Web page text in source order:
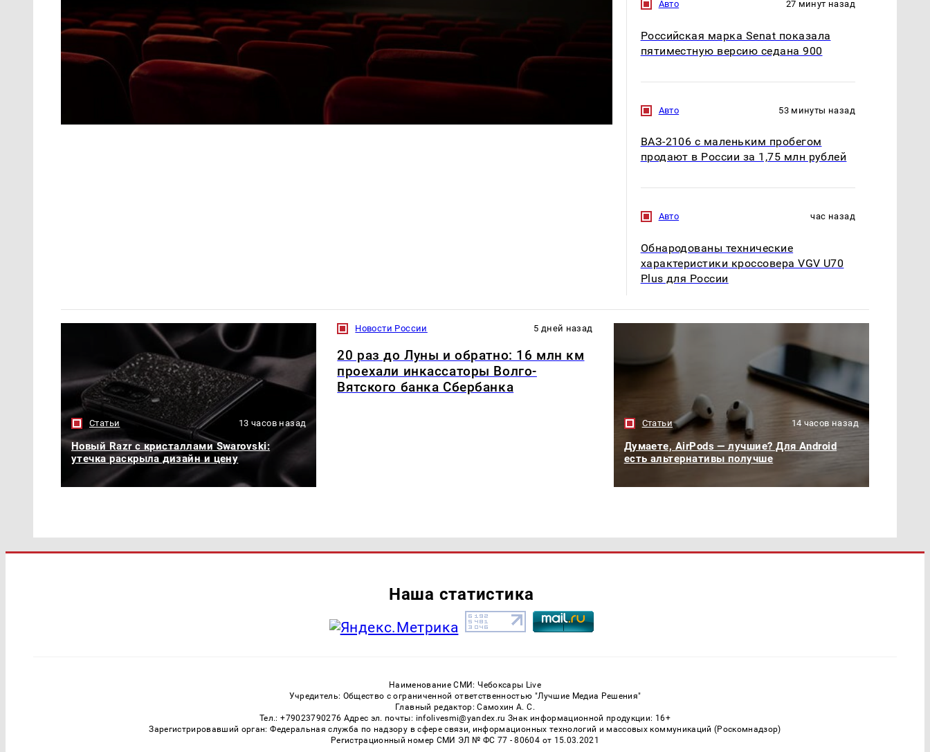
Авто 27 минут назад
Российская марка Senat показала
пятиместную версию седана 900
Авто 53 минуты назад
ВАЗ-2106 с маленьким пробегом
продают в России за 1,75 млн рублей
Авто час назад
Обнародованы технические
характеристики кроссовера VGV U70
Plus для России
Статьи 13 часов назад
Новый Razr с кристаллами Swarovski:
утечка раскрыла дизайн и цену
Новости России 5 дней назад
20 раз до Луны и обратно: 16 млн км
проехали инкассаторы Волго-
Вятского банка Сбербанка
Статьи 14 часов назад
Думаете, AirPods — лучшие? Для Android
есть альтернативы получше
Наша статистика
Наименование СМИ: Чебоксары Live
Учредитель: Общество с ограниченной ответственностью "Лучшие Медиа Решения"
Главный редактор: Самохин А. С.
Тел.: +79023790276 Адрес эл. почты: infolivesmi@yandex.ru Знак информационной продукции: 16+
Зарегистрировавший орган: Федеральная служба по надзору в сфере связи, информационных технологий и массовых коммуникаций (Роскомнадзор)
Регистрационный номер СМИ ЭЛ № ФС 77 - 80604 от 15.03.2021